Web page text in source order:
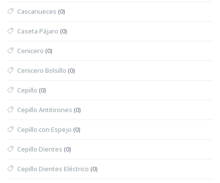
Cascanueces (0)
Caseta Pájaro (0)
Cenicero (0)
Cenicero Bolsillo (0)
Cepillo (0)
Cepillo Antitirones (0)
Cepillo con Espejo (0)
Cepillo Dientes (0)
Cepillo Dientes Eléctrico (0)